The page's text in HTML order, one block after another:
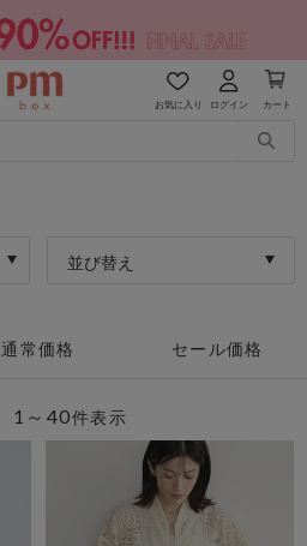
お気に入り ログイン カート
並び替え
通常価格 セール価格
1～40件表示